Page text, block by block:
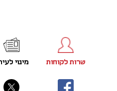
שרות לקוחות מינוי